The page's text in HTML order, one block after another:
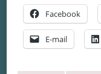
Facebook
E-mail